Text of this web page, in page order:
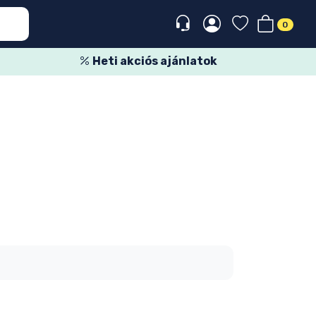
0
Heti akciós ajánlatok